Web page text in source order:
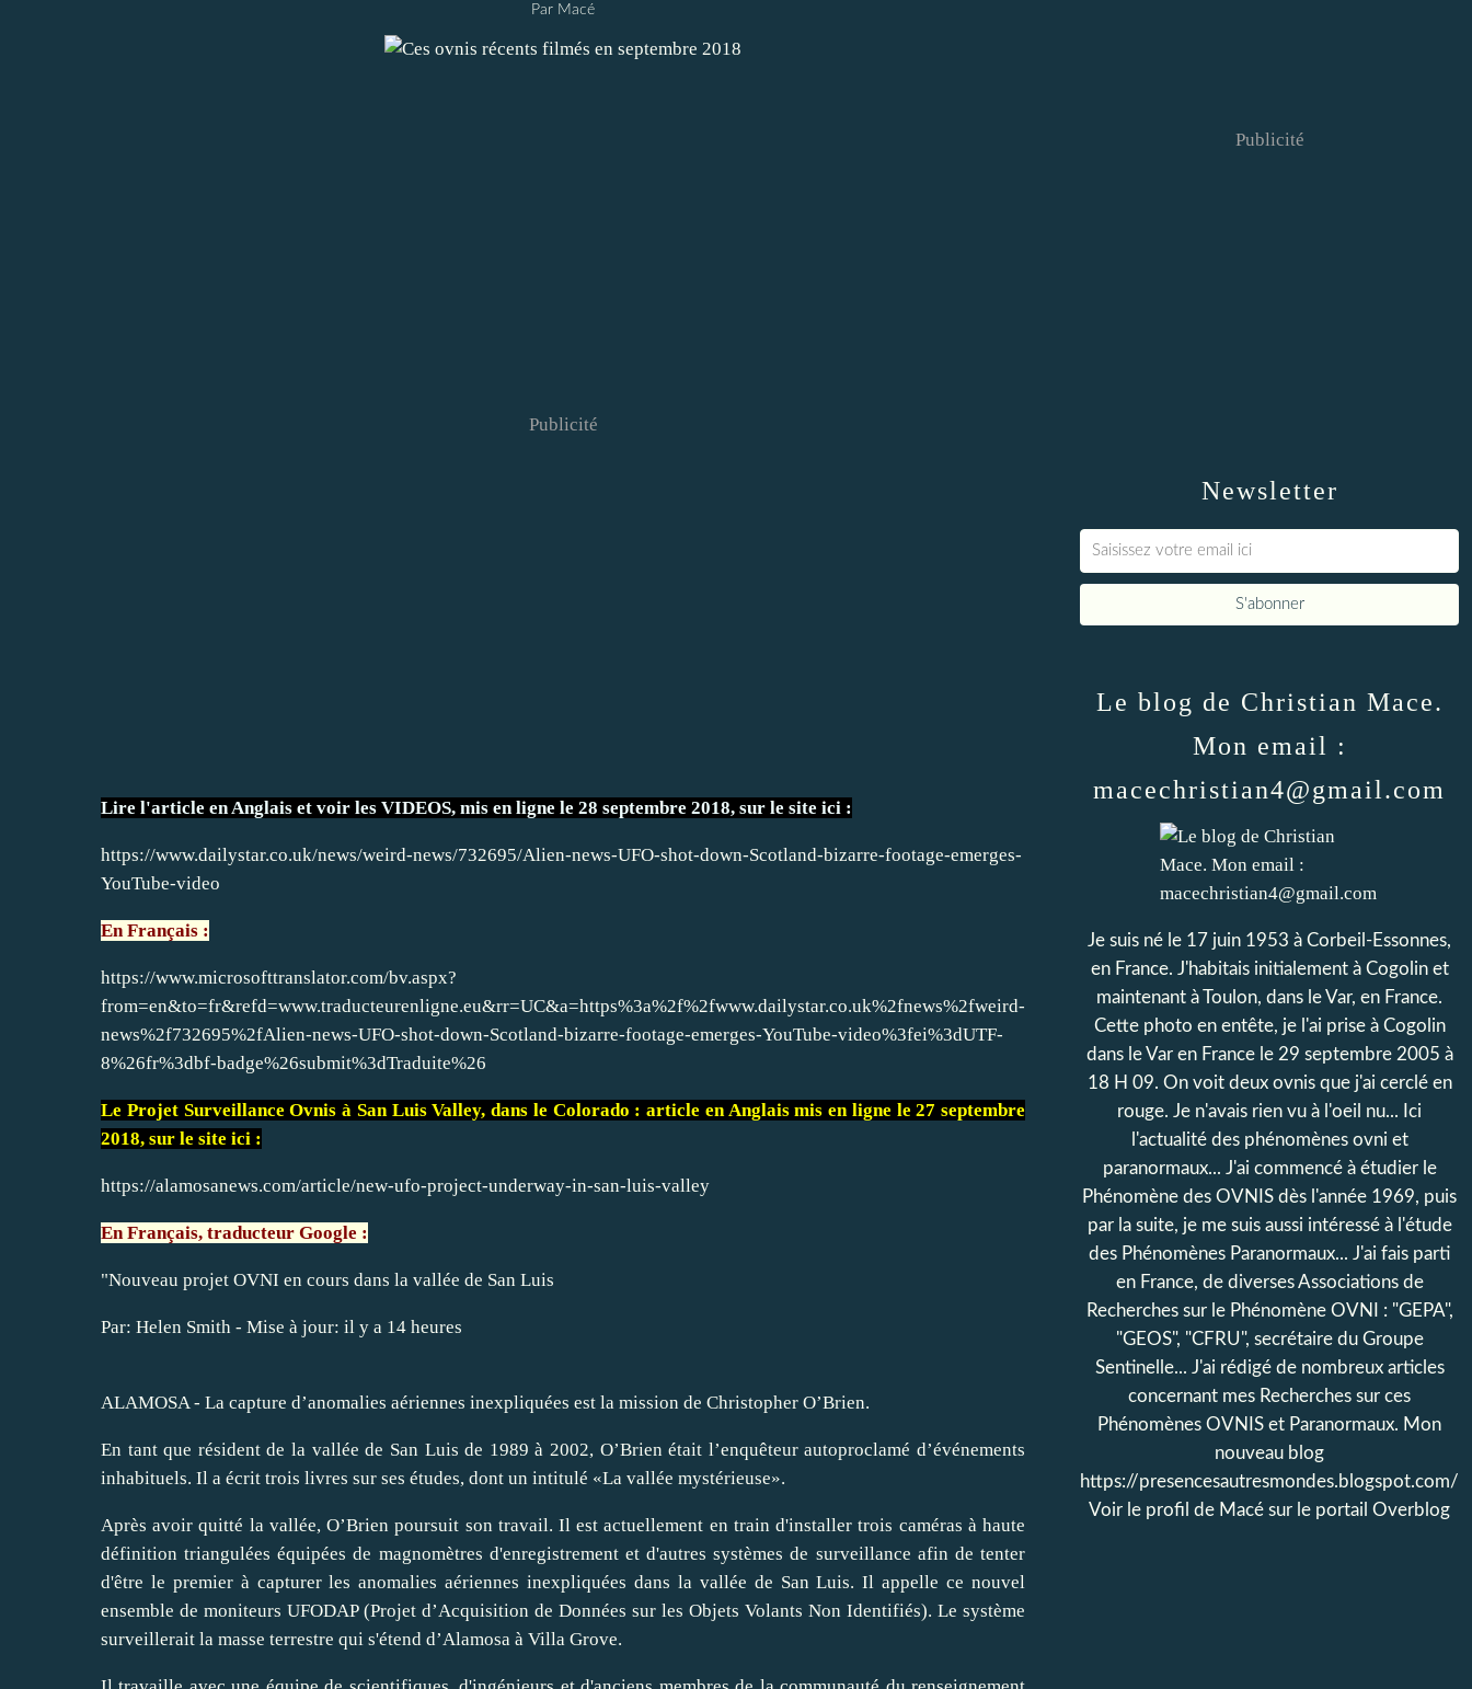
Par Macé
Publicité
Lire l'article en Anglais et voir les VIDEOS, mis en ligne le 28 septembre 2018, sur le site ici :
https://www.dailystar.co.uk/news/weird-news/732695/Alien-news-UFO-shot-down-Scotland-bizarre-footage-emerges-
YouTube-video
En Français :
https://www.microsofttranslator.com/bv.aspx?
from=en&to=fr&refd=www.traducteurenligne.eu&rr=UC&a=https%3a%2f%2fwww.dailystar.co.uk%2fnews%2fweird-
news%2f732695%2fAlien-news-UFO-shot-down-Scotland-bizarre-footage-emerges-YouTube-video%3fei%3dUTF-
8%26fr%3dbf-badge%26submit%3dTraduite%26
Le Projet Surveillance Ovnis à San Luis Valley, dans le Colorado : article en Anglais mis en ligne le 27 septembre
2018, sur le site ici :
https://alamosanews.com/article/new-ufo-project-underway-in-san-luis-valley
En Français, traducteur Google :
"Nouveau projet OVNI en cours dans la vallée de San Luis
Par: Helen Smith - Mise à jour: il y a 14 heures
ALAMOSA - La capture d’anomalies aériennes inexpliquées est la mission de Christopher O’Brien.
En tant que résident de la vallée de San Luis de 1989 à 2002, O’Brien était l’enquêteur autoproclamé d’événements
inhabituels. Il a écrit trois livres sur ses études, dont un intitulé «La vallée mystérieuse».
Après avoir quitté la vallée, O’Brien poursuit son travail. Il est actuellement en train d'installer trois caméras à haute
définition triangulées équipées de magnomètres d'enregistrement et d'autres systèmes de surveillance afin de tenter
d'être le premier à capturer les anomalies aériennes inexpliquées dans la vallée de San Luis. Il appelle ce nouvel
ensemble de moniteurs UFODAP (Projet d’Acquisition de Données sur les Objets Volants Non Identifiés). Le système
surveillerait la masse terrestre qui s'étend d’Alamosa à Villa Grove.
Newsletter
Publicité
Le blog de Christian Mace.
Mon email :
macechristian4@gmail.com
Je suis né le 17 juin 1953 à Corbeil-Essonnes,
en France. J'habitais initialement à Cogolin et
maintenant à Toulon, dans le Var, en France.
Cette photo en entête, je l'ai prise à Cogolin
dans le Var en France le 29 septembre 2005 à
18 H 09. On voit deux ovnis que j'ai cerclé en
rouge. Je n'avais rien vu à l'oeil nu... Ici
l'actualité des phénomènes ovni et
paranormaux... J'ai commencé à étudier le
Phénomène des OVNIS dès l'année 1969, puis
par la suite, je me suis aussi intéressé à l'étude
des Phénomènes Paranormaux... J'ai fais parti
en France, de diverses Associations de
Recherches sur le Phénomène OVNI : "GEPA",
"GEOS", "CFRU", secrétaire du Groupe
Sentinelle... J'ai rédigé de nombreux articles
concernant mes Recherches sur ces
Phénomènes OVNIS et Paranormaux. Mon
nouveau blog
https://presencesautresmondes.blogspot.com/
Voir le profil de Macé sur le portail Overblog